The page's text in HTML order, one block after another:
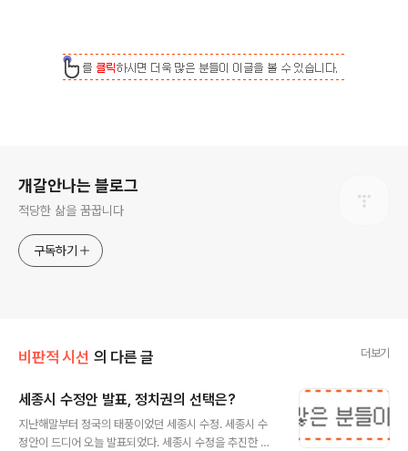
개갈안나는 블로그
적당한 삶을 꿈꿉니다
구독하기
비판적 시선 의 다른 글 더보기
세종시 수정안 발표, 정치권의 선택은?
지난해말부터 정국의 태풍이었던 세종시 수정. 세종시 수
정안이 드디어 오늘 발표되었다. 세종시 수정을 추진한 이